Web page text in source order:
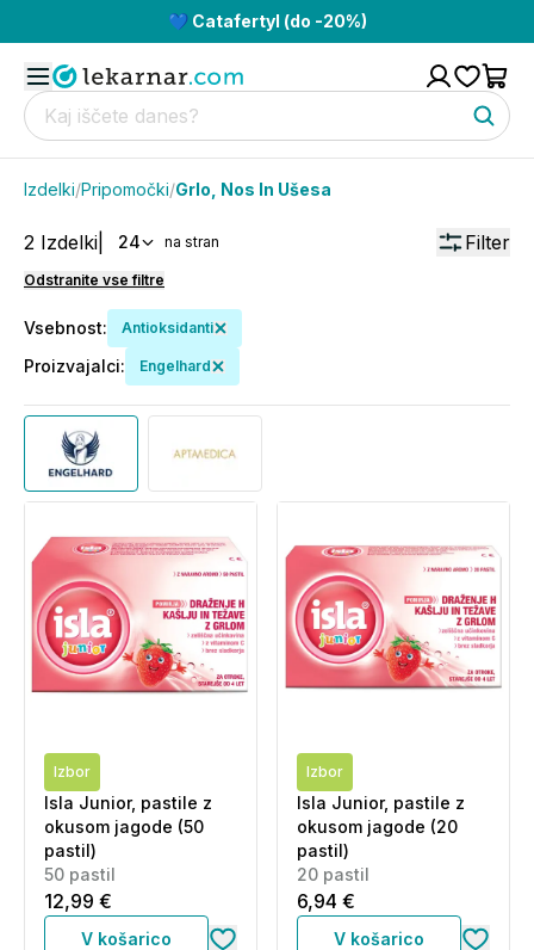
💙 Catafertyl (do -20%)
Izdelki/Pripomočki/Grlo, Nos In Ušesa
2 Izdelki 24 na stran Filter
Odstranite vse filtre
Vsebnost: Antioksidanti
Proizvajalci: Engelhard
Izbor
Isla Junior, pastile z
okusom jagode (50
pastil)
50 pastil
12,99 €
V košarico
Izbor
Isla Junior, pastile z
okusom jagode (20
pastil)
20 pastil
6,94 €
V košarico